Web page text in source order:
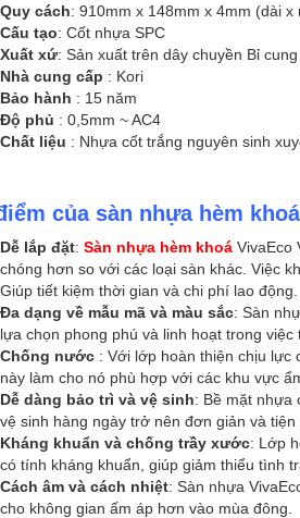
Quy cách: 910mm x 148mm x 4mm (dài x
Cấu tạo: Cốt nhựa SPC
Xuất xứ: Sản xuất trên dây chuyền Bỉ
Nhà cung cấp : Kori
Bảo hành : 15 năm
Độ phủ : 0,5mm ~ AC4
Chất liệu : Nhựa cốt trắng nguyên sinh
của sàn nhựa hèm
Dễ lắp đặt: Sàn nhựa hèm khoá VivaEco
chóng hơn so với các loại sàn khác. Việc
Giúp tiết kiệm thời gian và chi phí lao động.
Đa dạng về mẫu mã và màu sắc: Sàn
lựa chọn phong phú và linh hoạt trong việc
Chống nước : Với lớp hoàn thiện chịu lực
này làm cho nó phù hợp với các khu vực
Dễ dàng bảo trì và vệ sinh: Bề mặt nhựa
vệ sinh hàng ngày trở nên đơn giản và tiện
Kháng khuẩn và chống trầy xước: Lớp
có tính kháng khuẩn, giúp giảm thiểu tình
Cách âm và cách nhiệt: Sàn nhựa
cho không gian ấm áp hơn vào mùa đông.